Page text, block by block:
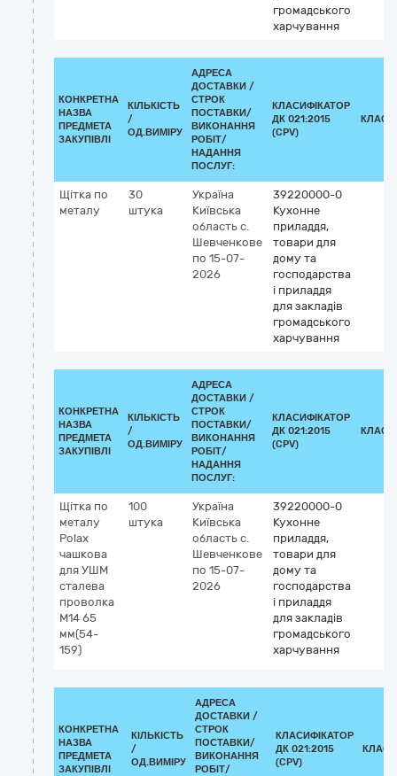
громадського
харчування
КОНКРЕТНА
НАЗВА
ПРЕДМЕТА
ЗАКУПІВЛІ
КІЛЬКІСТЬ
/
ОД.ВИМІРУ
АДРЕСА
ДОСТАВКИ /
СТРОК
ПОСТАВКИ/
ВИКОНАННЯ
РОБІТ/
НАДАННЯ
ПОСЛУГ:
КЛАСИФІКАТОР
ДК 021:2015
(CPV)
Щітка по
металу
30
штука
Україна
Київська
область с.
Шевченкове
по 15-07-
2026
39220000-0
Кухонне
приладдя,
товари для
дому та
господарства
і приладдя
для закладів
громадського
харчування
КОНКРЕТНА
НАЗВА
ПРЕДМЕТА
ЗАКУПІВЛІ
КІЛЬКІСТЬ
/
ОД.ВИМІРУ
АДРЕСА
ДОСТАВКИ /
СТРОК
ПОСТАВКИ/
ВИКОНАННЯ
РОБІТ/
НАДАННЯ
ПОСЛУГ:
КЛАСИФІКАТОР
ДК 021:2015
(CPV)
Щітка по
металу
Polax
чашкова
для УШМ
сталева
проволка
М14 65
мм(54-
159)
100
штука
Україна
Київська
область с.
Шевченкове
по 15-07-
2026
39220000-0
Кухонне
приладдя,
товари для
дому та
господарства
і приладдя
для закладів
громадського
харчування
КОНКРЕТНА
НАЗВА
ПРЕДМЕТА
ЗАКУПІВЛІ
КІЛЬКІСТЬ
/
ОД.ВИМІРУ
АДРЕСА
ДОСТАВКИ /
СТРОК
ПОСТАВКИ/
ВИКОНАННЯ
РОБІТ/
КЛАСИФІКАТОР
ДК 021:2015
(CPV)